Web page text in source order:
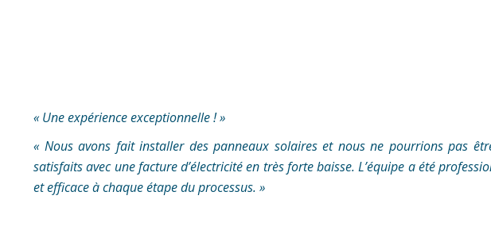
« Une expérience exceptionnelle ! »
« Nous avons fait installer des panneaux solaires et nous ne pourrions pas
satisfaits avec une facture d’électricité en très forte baisse. L’équipe a été
et efficace à chaque étape du processus. »